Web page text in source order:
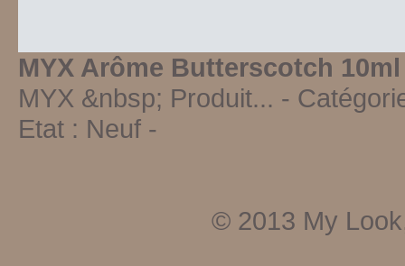
MYX Arôme Butterscotch
MYX &nbsp; Produit... -
Etat : Neuf -
© 2013 My Look